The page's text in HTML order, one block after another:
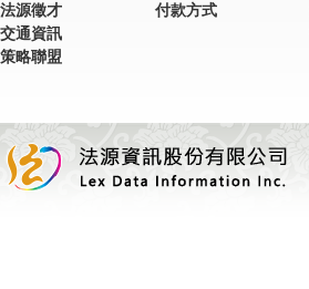
法源徵才
交通資訊
策略聯盟
付款方式